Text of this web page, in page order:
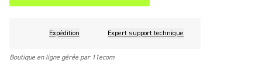
Expédition Expert support technique
Boutique en ligne gérée par 11ecom